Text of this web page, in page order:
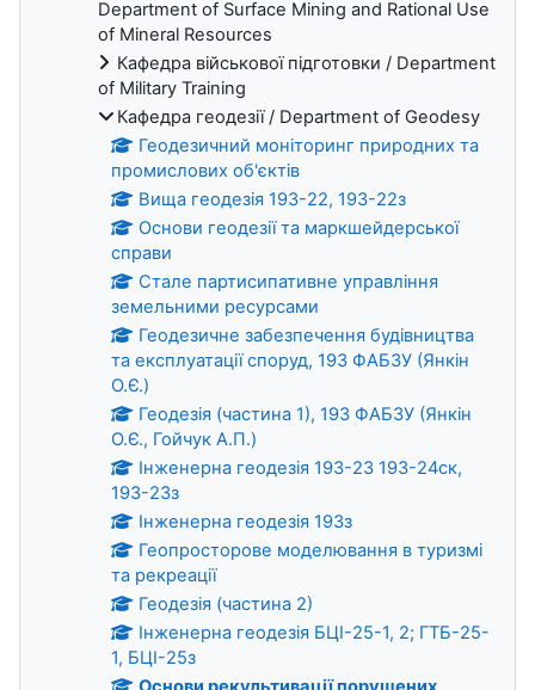
Department of Surface Mining and Rational Use
of Mineral Resources
Кафедра військової підготовки / Department
of Military Training
Кафедра геодезії / Department of Geodesy
Геодезичний моніторинг природних та
промислових об'єктів
Вища геодезія 193-22, 193-22з
Основи геодезії та маркшейдерської
справи
Стале партисипативне управління
земельними ресурсами
Геодезичне забезпечення будівництва
та експлуатації споруд, 193 ФАБЗУ (Янкін
О.Є.)
Геодезія (частина 1), 193 ФАБЗУ (Янкін
О.Є., Гойчук А.П.)
Інженерна геодезія 193-23 193-24ск,
193-23з
Інженерна геодезія 193з
Геопросторове моделювання в туризмі
та рекреації
Геодезія (частина 2)
Інженерна геодезія БЦІ-25-1, 2; ГТБ-25-
1, БЦІ-25з